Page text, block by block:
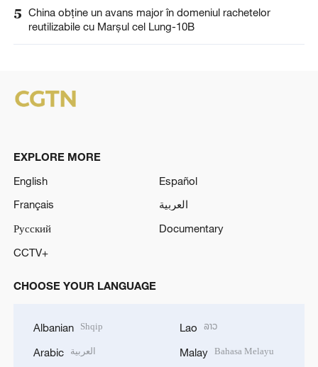
5 China obține un avans major în domeniul rachetelor
reutilizabile cu Marșul cel Lung-10B
EXPLORE MORE
English
Español
Français
العربية
Русский
Documentary
CCTV+
CHOOSE YOUR LANGUAGE
Albanian Shqip
Arabic العربية
Lao ລາວ
Malay Bahasa Melayu